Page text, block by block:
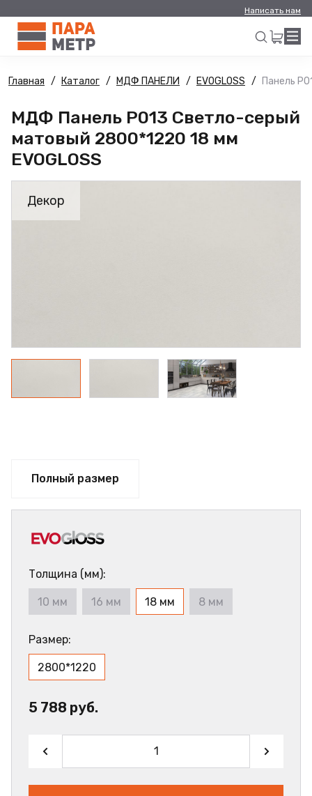
Написать нам
Искать
Главная Каталог МДФ ПАНЕЛИ EVOGLOSS Панель
МДФ Панель Р013 Светло-серый
матовый 2800*1220 18 мм
EVOGLOSS
Декор
Полный размер
Толщина (мм):
10 мм 16 мм 18 мм 8 мм
Размер:
2800*1220
5 788 руб.